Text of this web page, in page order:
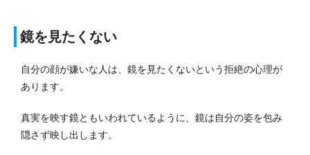
鏡を見たくない
自分の顔が嫌いな人は、鏡を見たくないという拒絶の心理が
あります。
真実を映す鏡ともいわれているように、鏡は自分の姿を包み
隠さず映し出します。